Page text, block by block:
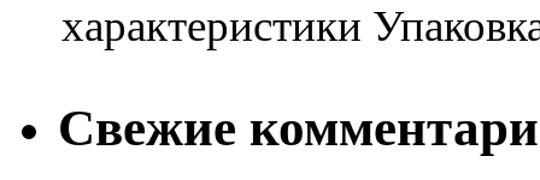
характеристики
Свежие